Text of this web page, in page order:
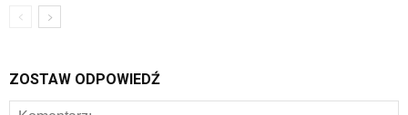
ZOSTAW ODPOWIEDŹ